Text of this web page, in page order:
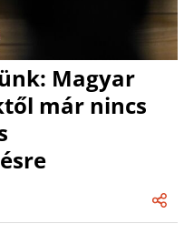
Magyar
már nincs